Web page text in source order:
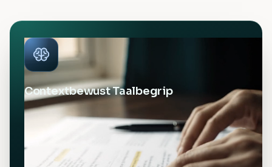
Contextbewust Taalbegrip